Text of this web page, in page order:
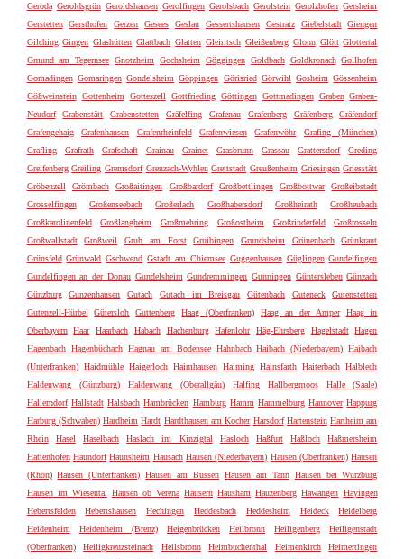
Geroda Geroldsgrün Geroldshausen Gerolfingen Gerolsbach Gerolstein Gerolzhofen Gersheim
Gerstetten
Gersthofen Gerzen Gesees Geslau Gessertshausen Gestratz Giebelstadt
Giengen
Gilching Gingen Glashütten Glattbach Glatten Gleiritsch Gleißenberg Glonn Glött Glottertal
Gmund am Tegernsee Gnotzheim Gochsheim Göggingen Goldbach Goldkronach Gollhofen
Gomadingen Gomaringen Gondelsheim Göppingen Görisried Görwihl Gosheim Gössenheim
Gößweinstein Gottenheim Gotteszell Gottfrieding Göttingen Gottmadingen Graben Graben-
Neudorf
Grabenstätt Grabenstetten Gräfelfing Grafenau Grafenberg Gräfenberg
Gräfendorf
Grafengehaig
Grafenhausen Grafenrheinfeld Grafenwiesen Grafenwöhr
Grafing (München)
Grafling
Grafrath Grafschaft Grainau Grainet Grasbrunn Grassau Grattersdorf
Greding
Greifenberg Greiling Gremsdorf Grenzach-Wyhlen Grettstadt Greußenheim Griesingen Griesstätt
Gröbenzell
Grömbach Großaitingen Großbardorf Großbettlingen Großbottwar
Großeibstadt
Grosselfingen
Großenseebach Großerlach Großhabersdorf Großheirath
Großheubach
Großkarolinenfeld
Großlangheim Großmehring Großostheim Großrinderfeld
Großrosseln
Großwallstadt
Großweil Grub am Forst Gruibingen Grundsheim Grünenbach
Grünkraut
Grünsfeld Grünwald Gschwend Gstadt am Chiemsee Guggenhausen Güglingen Gundelfingen
Gundelfingen an der Donau Gundelsheim Gundremmingen Gunningen Güntersleben Günzach
Günzburg
Gunzenhausen Gutach Gutach im Breisgau Gütenbach Guteneck
Gutenstetten
Gutenzell-Hürbel
Gütersloh Guttenberg Haag (Oberfranken) Haag an der Amper
Haag in
Oberbayern
Haar Haarbach Habach Hachenburg Hafenlohr Häg-Ehrsberg Hagelstadt
Hagen
Hagenbach Hagenbüchach Hagnau am Bodensee Hahnbach Haibach (Niederbayern) Haibach
(Unterfranken) Haidmühle Haigerloch Haimhausen Haiming Hainsfarth Haiterbach Halblech
Haldenwang (Günzburg)
Haldenwang (Oberallgäu) Halfing Hallbergmoos
Halle (Saale)
Hallerndorf Hallstadt Halsbach Hambrücken Hamburg Hamm Hammelburg Hannover Happurg
Harburg (Schwaben) Hardheim Hardt Hardthausen am Kocher Harsdorf Hartenstein Hartheim am
Rhein
Hasel Haselbach Haslach im Kinzigtal Hasloch Haßfurt Haßloch
Haßmersheim
Hattenhofen Haundorf Haunsheim Hausach Hausen (Niederbayern) Hausen (Oberfranken) Hausen
(Rhön) Hausen (Unterfranken) Hausen am Bussen Hausen am Tann Hausen bei Würzburg
Hausen im Wiesental Hausen ob Verena Häusern Hausham Hauzenberg Hawangen Hayingen
Hebertsfelden
Hebertshausen Hechingen Heddesbach Heddesheim Heideck
Heidelberg
Heidenheim
Heidenheim (Brenz) Heigenbrücken Heilbronn Heiligenberg
Heiligenstadt
(Oberfranken)
Heiligkreuzsteinach Heilsbronn Heimbuchenthal Heimenkirch
Heimertingen